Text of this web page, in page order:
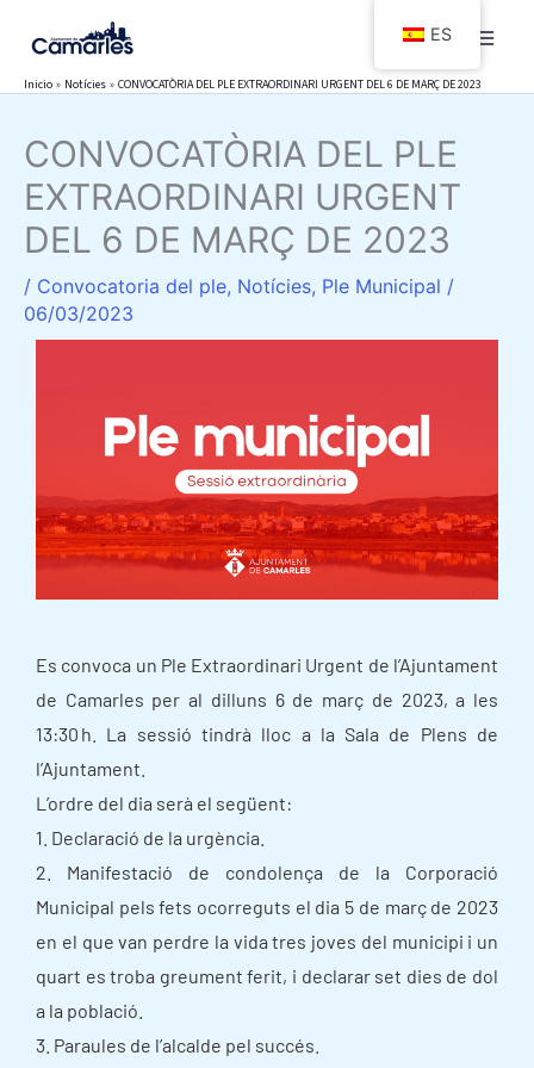
contenido
Inicio Notícies CONVOCATÒRIA DEL PLE EXTRAORDINARI URGENT DEL 6 DE MARÇ DE 2023
CONVOCATÒRIA DEL PLE
EXTRAORDINARI URGENT
DEL 6 DE MARÇ DE 2023
/ Convocatoria del ple, Notícies, Ple Municipal /
06/03/2023
Es convoca un Ple Extraordinari Urgent de l’Ajuntament
de Camarles per al dilluns 6 de març de 2023, a les
13:30 h. La sessió tindrà lloc a la Sala de Plens de
l’Ajuntament.
L’ordre del dia serà el següent:
1. Declaració de la urgència.
2. Manifestació de condolença de la Corporació
Municipal pels fets ocorreguts el dia 5 de març de 2023
en el que van perdre la vida tres joves del municipi i un
quart es troba greument ferit, i declarar set dies de dol
a la població.
3. Paraules de l’alcalde pel succés.
ES